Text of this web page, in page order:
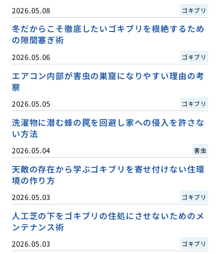
2026.05.08 ゴキブリ
冬だからこそ徹底したいゴキブリを根絶するため
の隙間塞ぎ術
2026.05.06 ゴキブリ
エアコン内部が害虫の巣窟になりやすい理由の考
察
2026.05.05 ゴキブリ
洗濯物に潜む蜂の罠を回避し家への侵入を許さな
い方法
2026.05.04 害虫
天敵の存在から学ぶゴキブリを寄せ付けない住環
境の作り方
2026.05.03 ゴキブリ
人工芝の下をゴキブリの住処にさせないためのメ
ンテナンス術
2026.05.03 ゴキブリ